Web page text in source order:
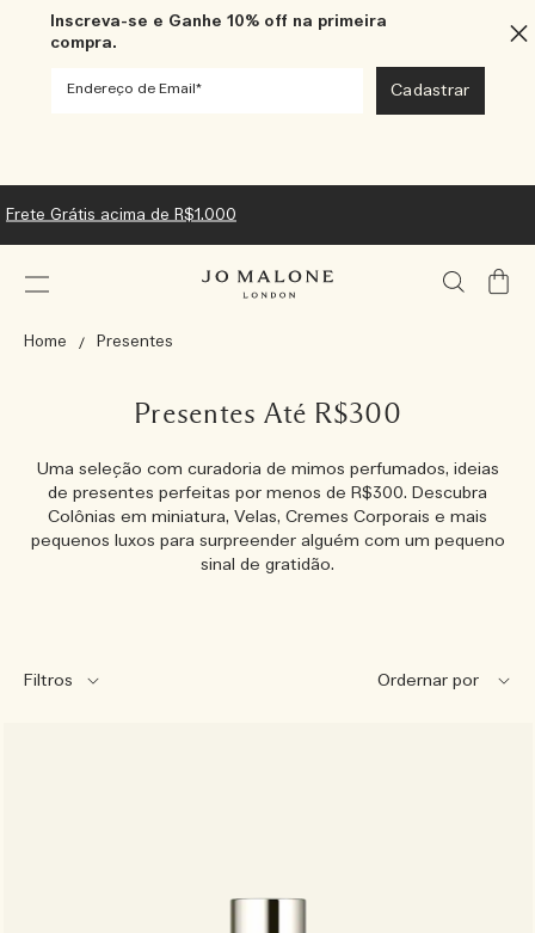
Inscreva-se e Ganhe 10% off na primeira
compra.
Frete Grátis acima de R$1.000
Meu
Home
Presentes
Presentes Até R$300
Uma seleção com curadoria de mimos perfumados, ideias
de presentes perfeitas por menos de R$300. Descubra
Colônias em miniatura, Velas, Cremes Corporais e mais
pequenos luxos para surpreender alguém com um pequeno
sinal de gratidão.
Filtros